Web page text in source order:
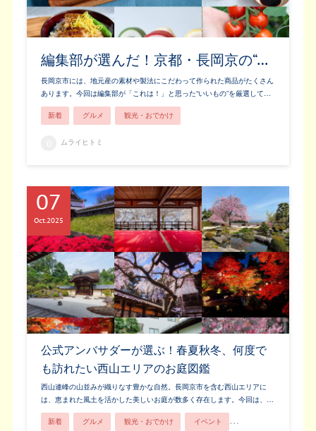
編集部が選んだ！京都・長岡京の“…
長岡京市には、地元産の素材や製法にこだわって作られた商品がたくさん
あります。今回は編集部が「これは！」と思った“いいもの”を厳選して…
新着 グルメ 観光・おでかけ
ムライヒトミ
公式アンバサダーが選ぶ！春夏秋冬、何度で
も訪れたい西山エリアのお庭図鑑
西山連峰の山並みが織りなす豊かな自然。長岡京市を含む西山エリアに
は、恵まれた風土を活かした美しいお庭が数多く存在します。今回は、…
07
Oct2025
新着 グルメ 観光・おでかけ イベント